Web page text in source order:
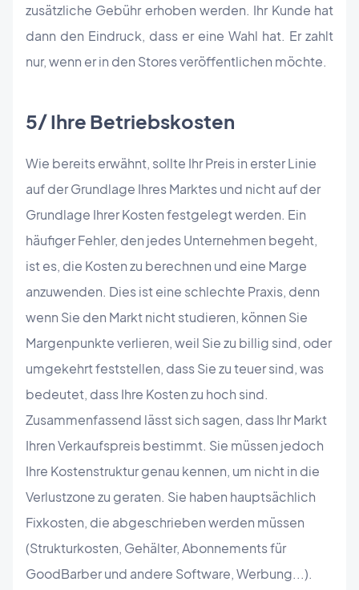
zusätzliche Gebühr erhoben werden. Ihr Kunde hat
dann den Eindruck, dass er eine Wahl hat. Er zahlt
nur, wenn er in den Stores veröffentlichen möchte.
5/ Ihre Betriebskosten
Wie bereits erwähnt, sollte Ihr Preis in erster Linie
auf der Grundlage Ihres Marktes und nicht auf der
Grundlage Ihrer Kosten festgelegt werden. Ein
häufiger Fehler, den jedes Unternehmen begeht,
ist es, die Kosten zu berechnen und eine Marge
anzuwenden. Dies ist eine schlechte Praxis, denn
wenn Sie den Markt nicht studieren, können Sie
Margenpunkte verlieren, weil Sie zu billig sind, oder
umgekehrt feststellen, dass Sie zu teuer sind, was
bedeutet, dass Ihre Kosten zu hoch sind.
Zusammenfassend lässt sich sagen, dass Ihr Markt
Ihren Verkaufspreis bestimmt. Sie müssen jedoch
Ihre Kostenstruktur genau kennen, um nicht in die
Verlustzone zu geraten. Sie haben hauptsächlich
Fixkosten, die abgeschrieben werden müssen
(Strukturkosten, Gehälter, Abonnements für
GoodBarber und andere Software, Werbung...).